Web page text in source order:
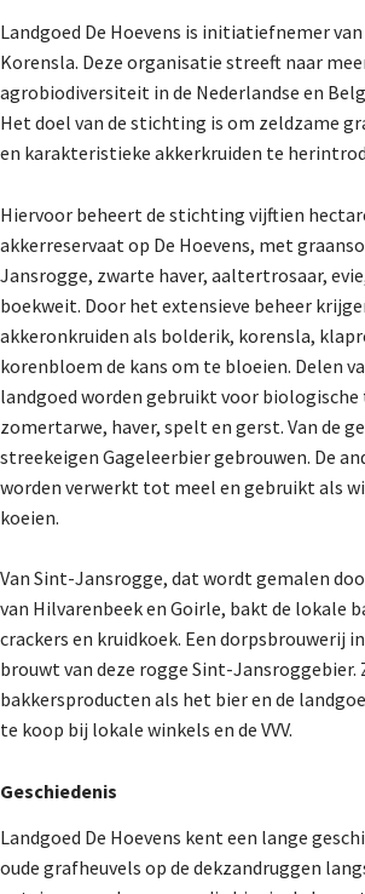
Landgoed De Hoevens is initiatiefnemer
Korensla. Deze organisatie streeft naar
agrobiodiversiteit in de Nederlandse en
Het doel van de stichting is om zeldzame
en karakteristieke akkerkruiden te
Hiervoor beheert de stichting vijftien
akkerreservaat op De Hoevens, met
Jansrogge, zwarte haver, aaltertrosaar,
boekweit. Door het extensieve beheer
akkeronkruiden als bolderik, korensla,
korenbloem de kans om te bloeien. Delen
landgoed worden gebruikt voor
zomertarwe, haver, spelt en gerst. Van de
streekeigen Gageleerbier gebrouwen. De
worden verwerkt tot meel en gebruikt als
koeien.
Van Sint-Jansrogge, dat wordt gemalen
van Hilvarenbeek en Goirle, bakt de lokale
crackers en kruidkoek. Een dorpsbrouwerij
brouwt van deze rogge Sint-Jansroggebier.
bakkersproducten als het bier en de
te koop bij lokale winkels en de VVV.
Geschiedenis
Landgoed De Hoevens kent een lange
oude grafheuvels op de dekzandruggen